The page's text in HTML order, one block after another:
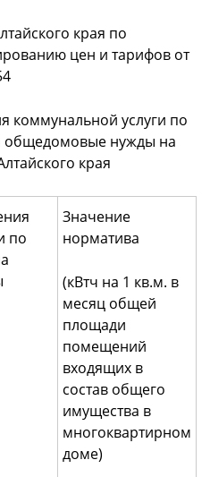
края по
цен и тарифов от
коммунальной услуги по
общедомовые нужды на
края
по
Значение
норматива
(кВтч на 1 кв.м. в
месяц общей
площади
помещений
входящих в
состав общего
имущества в
многоквартирном
доме)